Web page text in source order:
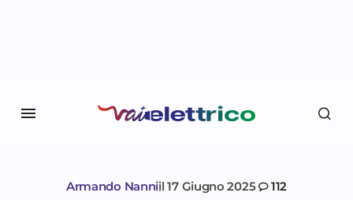
Armando Nanniil 17 Giugno 2025 112